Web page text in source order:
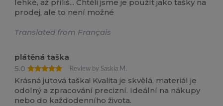
lehké, až příliš... Chtěli jsme je použít jako tašky na
prodej, ale to není možné
Translated from Français
plátěná taška
5.0
Review by Saskia M.
Krásná jutová taška! Kvalita je skvělá, materiál je
odolný a zpracování precizní. Ideální na nákupy
nebo do každodenního života.